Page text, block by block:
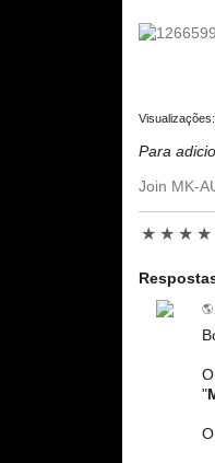
Para
Join MK-
★ ★ ★ ★
"